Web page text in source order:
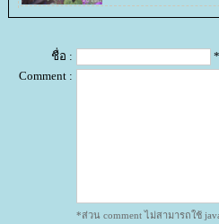
ชื่อ :
Comment :
*ส่วน comment ไม่สามารถใช้